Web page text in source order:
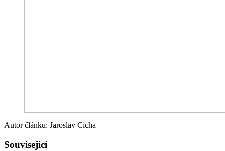
Autor článku: Jaroslav Cícha
Související